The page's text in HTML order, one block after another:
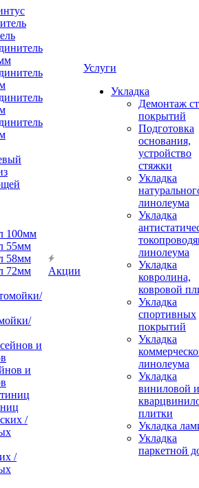
100мм
55мм
58мм
72мм
и
/
Акции
Услуги
Укладка
Демонтаж
покрытий
Подготовка
основания,
устройство
стяжки
Укладка
линолеума
Укладка
линолеума
Укладка
ковролина,
ковровой
Укладка
спортивных
покрытий
Укладка
линолеума
Укладка
виниловой и
плитки
Укладка
Укладка
паркетной